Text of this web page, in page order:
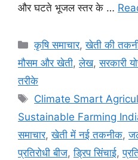
और घटते भूजल स्तर के …
कृषि समाचार,खेती की
मौसम और खेती,लेख,सरकारी
तरीके
Climate Smart
Sustainable Farming
समाचार,खेती में नई तकनीक,
प्रतिरोधी बीज,ड्रिप सिंचाई,